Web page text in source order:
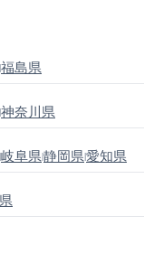
|福島県
|神奈川県
|岐阜県|静岡県|愛知県